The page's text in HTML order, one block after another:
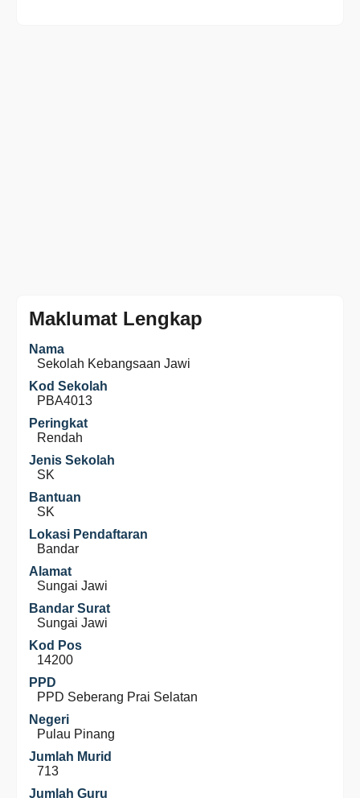
Maklumat Lengkap
Nama
Sekolah Kebangsaan Jawi
Kod Sekolah
PBA4013
Peringkat
Rendah
Jenis Sekolah
SK
Bantuan
SK
Lokasi Pendaftaran
Bandar
Alamat
Sungai Jawi
Bandar Surat
Sungai Jawi
Kod Pos
14200
PPD
PPD Seberang Prai Selatan
Negeri
Pulau Pinang
Jumlah Murid
713
Jumlah Guru